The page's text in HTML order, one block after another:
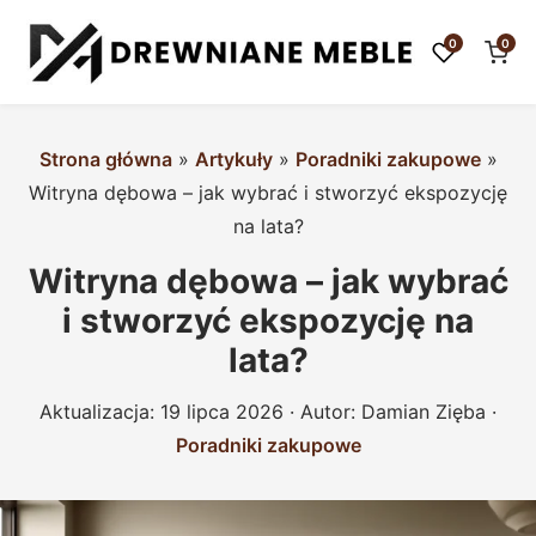
0 0
Strona główna» Artykuły» Poradniki zakupowe»
Witryna dębowa – jak wybrać i stworzyć ekspozycję
na lata?
Witryna dębowa – jak wybrać
i stworzyć ekspozycję na
lata?
Aktualizacja: 19 lipca 2026 · Autor: Damian Zięba ·
Poradniki zakupowe